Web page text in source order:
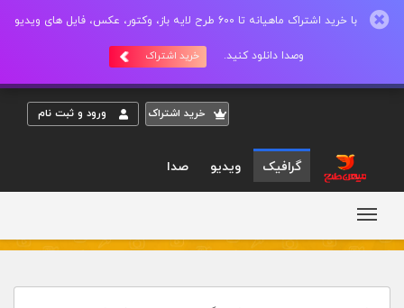
با خرید اشتراک ماهیانه تا 600 طرح لایه باز، وکتور، عکس، فایل های ویدیو
وصدا دانلود کنید. خرید اشتراک
خريد اشتراک ورود و ثبت نام
گرافیک ویدیو صدا